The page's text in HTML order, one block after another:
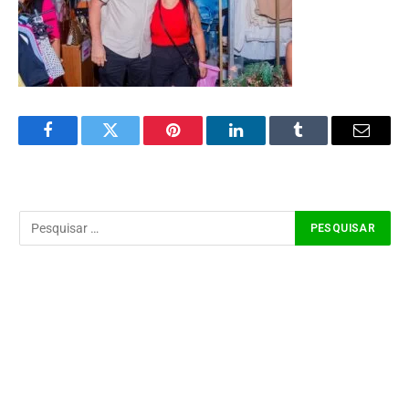
FacebookTwitter Pinterest LinkedInTumblr Email